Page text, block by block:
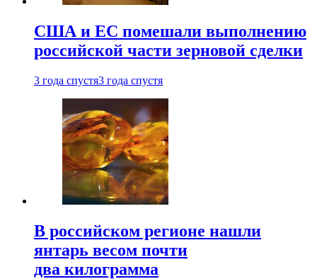
США и ЕС помешали выполнению
российской части зерновой сделки
3 года спустя3 года спустя
В российском регионе нашли
янтарь весом почти
два килограмма